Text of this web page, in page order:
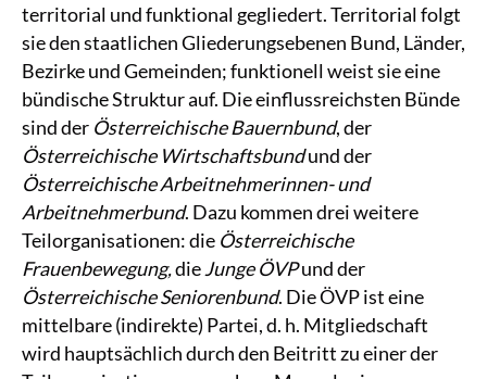
territorial und funktional gegliedert. Territorial folgt
sie den staatlichen Gliederungsebenen Bund, Länder,
Bezirke und Gemeinden; funktionell weist sie eine
bündische Struktur auf. Die einflussreichsten Bünde
sind der Österreichische Bauernbund, der
Österreichische Wirtschaftsbundund der
Österreichische Arbeitnehmerinnen- und
Arbeitnehmerbund. Dazu kommen drei weitere
Teilorganisationen: die Österreichische
Frauenbewegung,dieJunge ÖVPund der
Österreichische Seniorenbund. Die ÖVP ist eine
mittelbare (indirekte) Partei, d. h. Mitgliedschaft
wird hauptsächlich durch den Beitritt zu einer der